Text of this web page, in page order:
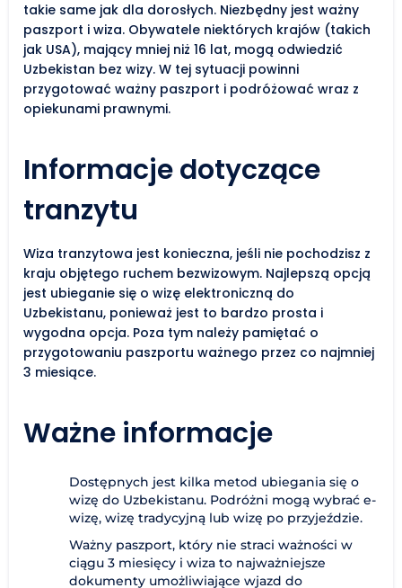
takie same jak dla dorosłych. Niezbędny jest ważny
paszport i wiza. Obywatele niektórych krajów (takich
jak USA), mający mniej niż 16 lat, mogą odwiedzić
Uzbekistan bez wizy. W tej sytuacji powinni
przygotować ważny paszport i podróżować wraz z
opiekunami prawnymi.
Informacje dotyczące
tranzytu
Wiza tranzytowa jest konieczna, jeśli nie pochodzisz z
kraju objętego ruchem bezwizowym. Najlepszą opcją
jest ubieganie się o wizę elektroniczną do
Uzbekistanu, ponieważ jest to bardzo prosta i
wygodna opcja. Poza tym należy pamiętać o
przygotowaniu paszportu ważnego przez co najmniej
3 miesiące.
Ważne informacje
Dostępnych jest kilka metod ubiegania się o
wizę do Uzbekistanu. Podróżni mogą wybrać e-
wizę, wizę tradycyjną lub wizę po przyjeździe.
Ważny paszport, który nie straci ważności w
ciągu 3 miesięcy i wiza to najważniejsze
dokumenty umożliwiające wjazd do